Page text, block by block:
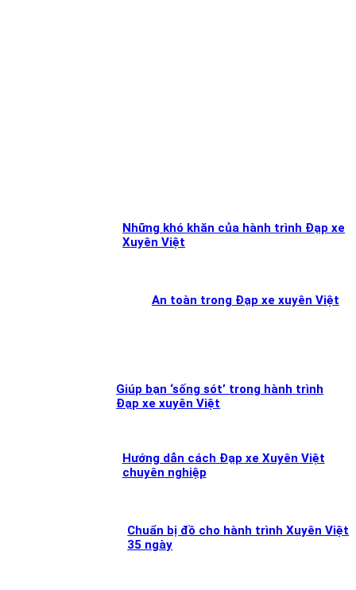
Những khó khăn của hành trình Đạp xe
Xuyên Việt
An toàn trong Đạp xe xuyên Việt
Giúp bạn ‘sống sót’ trong hành trình
Đạp xe xuyên Việt
Hướng dẫn cách Đạp xe Xuyên Việt
chuyên nghiệp
Chuẩn bị đồ cho hành trình Xuyên Việt
35 ngày